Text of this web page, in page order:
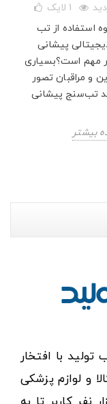
1 لایک
استفاده از تب
پیشانی
مهم است؟بسیاری
و مراقبان تصور
تب‌سنج پیشانی
بیشتر
با افتخار
کالا و لوازم پزشکی